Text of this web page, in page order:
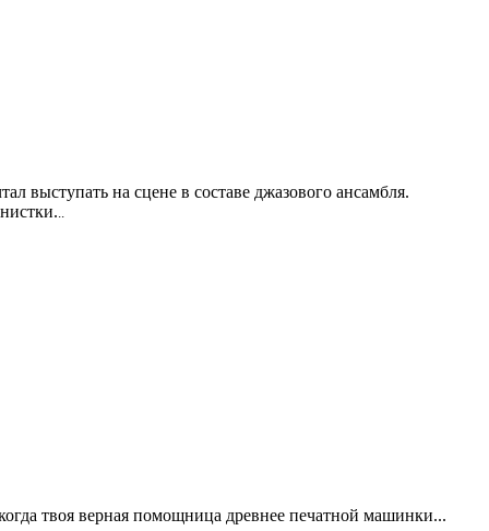
на сцене в составе джазового ансамбля.
..
твоя верная помощница древнее печатной машинки...